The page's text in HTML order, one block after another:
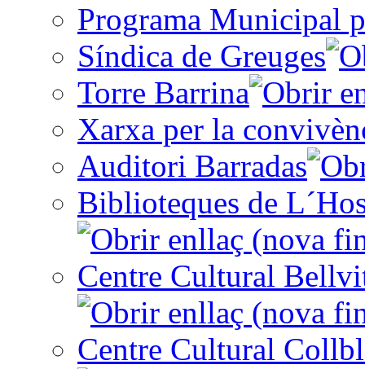
Programa Municipal
Síndica de Greuges
Torre Barrina
Xarxa per la
Auditori Barradas
Biblioteques de
Centre Cultural
Centre Cultural